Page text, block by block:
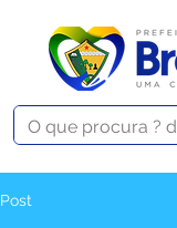
Post